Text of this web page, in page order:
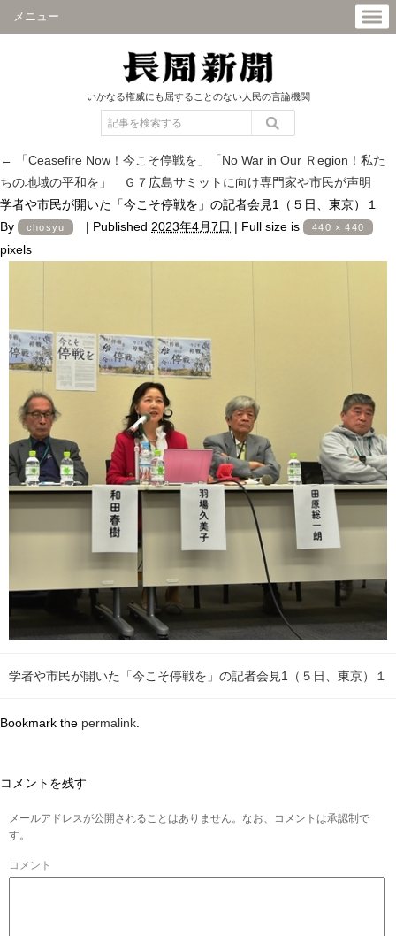
メニュー
いかなる権威にも屈することのない人民の言論機関
←
「Ceasefire Now！今こそ停戦を」「No War in Our Ｒegion！私た
ちの地域の平和を」 Ｇ７広島サミットに向け専門家や市民が声明
学者や市民が開いた「今こそ停戦を」の記者会見1（５日、東京）１
By
chosyu | Published 2023年4月7日 | Full size is 440 × 440
pixels
学者や市民が開いた「今こそ停戦を」の記者会見1（５日、東京）１
Bookmark the permalink
コメントを残す
メールアドレスが公開されることはありません。なお、コメントは承認制で
す。
コメント